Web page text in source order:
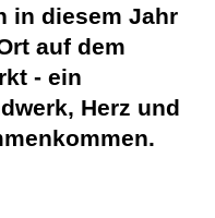
in diesem Jahr
auf dem
- ein
Herz und